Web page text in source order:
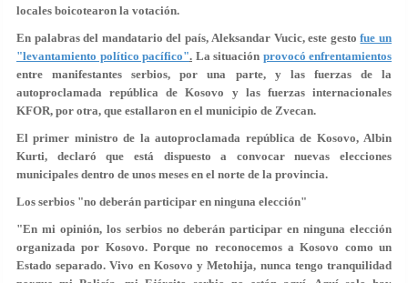
locales boicotearon la votación.
En palabras del mandatario del país, Aleksandar Vucic, este gestofue un
"levantamiento político pacífico". La situación provocó enfrentamientos
entre manifestantes serbios, por una parte, y las fuerzas de la
autoproclamada república de Kosovo y las fuerzas internacionales
KFOR, por otra, que estallaron en el municipio de Zvecan.
El primer ministro de la autoproclamada república de Kosovo, Albin
Kurti, declaró que está dispuesto a convocar nuevas elecciones
municipales dentro de unos meses en el norte de la provincia.
Los serbios "no deberán participar en ninguna elección"
"En mi opinión, los serbios no deberán participar en ninguna elección
organizada por Kosovo. Porque no reconocemos a Kosovo como un
Estado separado. Vivo en Kosovo y Metohija, nunca tengo tranquilidad